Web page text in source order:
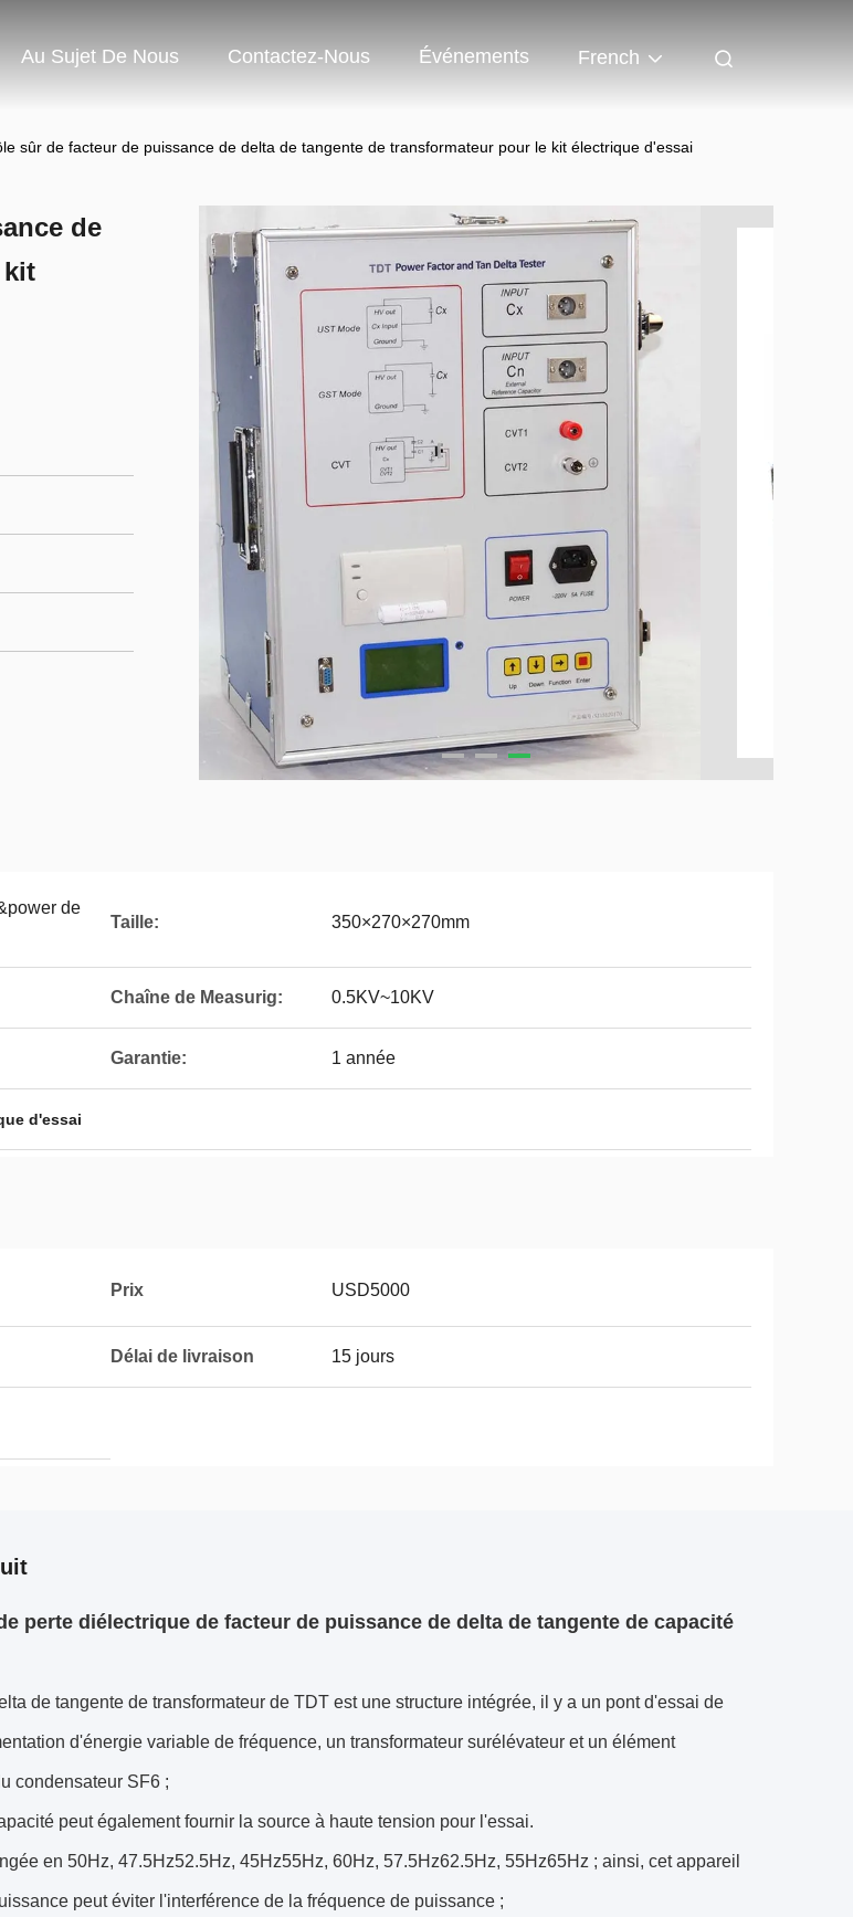
Au Sujet De Nous Contactez-Nous Événements French
sûr de facteur de puissance de delta de tangente de transformateur pour le kit électrique d'essai
de
kit
de
Taille: 350×270×270mm
Chaîne de Measurig: 0.5KV~10KV
Garantie: 1 année
d'essai
Prix USD5000
Délai de livraison 15 jours
perte diélectrique de facteur de puissance de delta de tangente de capacité
de tangente de transformateur de TDT est une structure intégrée, il y a un pont d'essai de
d'énergie variable de fréquence, un transformateur surélévateur et un élément
condensateur SF6 ;
peut également fournir la source à haute tension pour l'essai.
en 50Hz, 47.5Hz52.5Hz, 45Hz55Hz, 60Hz, 57.5Hz62.5Hz, 55Hz65Hz ; ainsi, cet appareil
peut éviter l'interférence de la fréquence de puissance ;